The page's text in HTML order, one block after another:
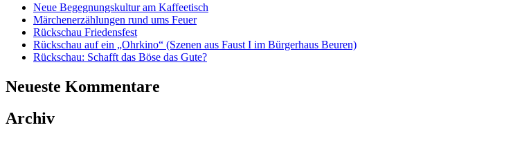
Neue Begegnungskultur am Kaffeetisch
Märchenerzählungen rund ums Feuer
Rückschau Friedensfest
Rückschau auf ein „Ohrkino“ (Szenen aus Faust I im Bürgerhaus Beuren)
Rückschau: Schafft das Böse das Gute?
Neueste Kommentare
Archiv